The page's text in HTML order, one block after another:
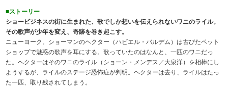
■ストーリー
ショービジネスの街に生まれた、歌でしか想いを伝えられないワニのライル。
その歌声が少年を変え、奇跡を巻き起こす。
ニューヨーク。ショーマンのヘクター（ハビエル・バルデム）は古びたペット
ショップで魅惑の歌声を耳にする。歌っていたのはなんと、一匹のワニだっ
た。ヘクターはそのワニのライル（ショーン・メンデス／大泉洋）を相棒にし
ようするが、ライルのステージ恐怖症が判明。ヘクターは去り、ライルはたっ
た一匹、取り残されてしまう。